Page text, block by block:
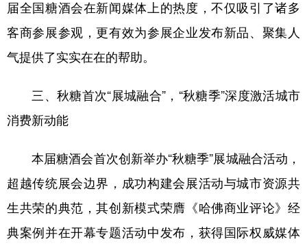
届全国糖酒会在新闻媒体上的热度，不仅吸引了诸多
客商参展参观，更有效为参展企业发布新品、聚集人
气提供了实实在在的帮助。
三、秋糖首次“展城融合”，“秋糖季”深度激活城市
消费新动能
本届糖酒会首次创新举办“秋糖季”展城融合活动，
超越传统展会边界，成功构建会展活动与城市资源共
生共荣的典范，其创新模式荣膺《哈佛商业评论》经
典案例并在开幕专题活动中发布，获得国际权威媒体